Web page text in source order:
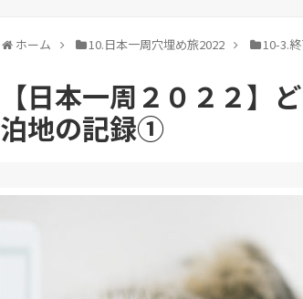
ホーム 10.日本一周穴埋め旅2022 10-3.
【日本一周２０２２
泊地の記録①